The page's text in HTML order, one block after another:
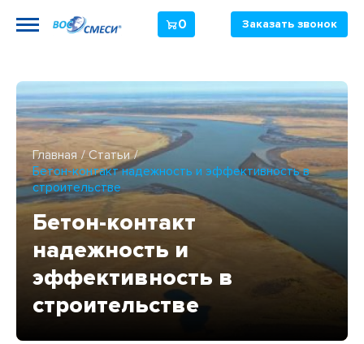
0 Заказать звонок
Главная
Статьи
Бетон-контакт надежность и эффективность в
строительстве
Бетон-контакт
надежность и
эффективность в
строительстве